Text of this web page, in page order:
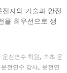
자의 기술과 안전
을 최우선으로 생
운전연수 학원 , 속초 운
운전연수 강사, 운전연